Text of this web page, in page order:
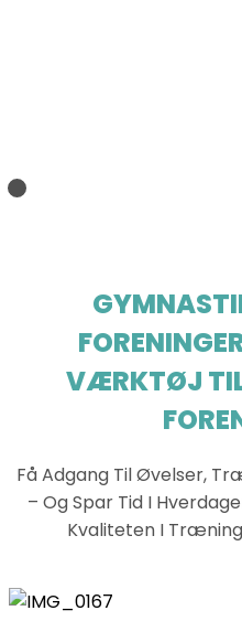
VÆRKTØJ
Få Adgang Til Øvelser,
– Og Spar Tid I
Kvaliteten I